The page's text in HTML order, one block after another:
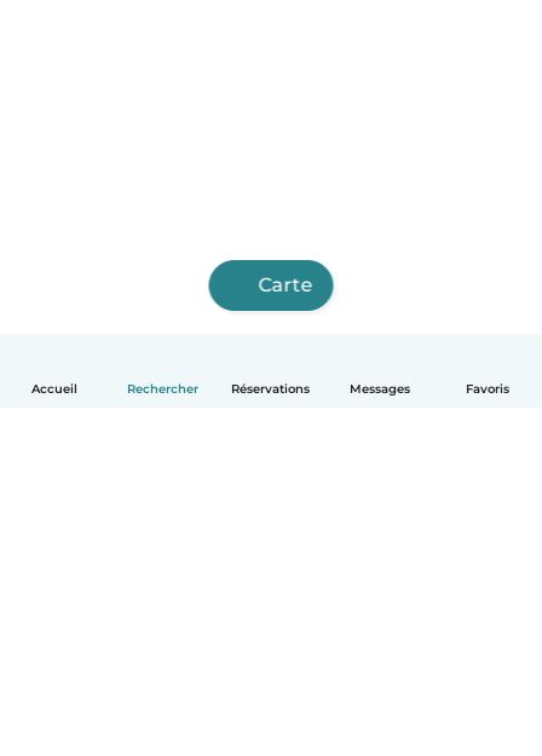
Accueil Rechercher Réservations Messages Favoris
Carte